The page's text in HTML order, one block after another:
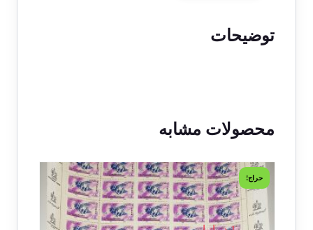
توضیحات
محصولات مشابه
حراج!